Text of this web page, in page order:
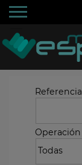
Referencia
Operación